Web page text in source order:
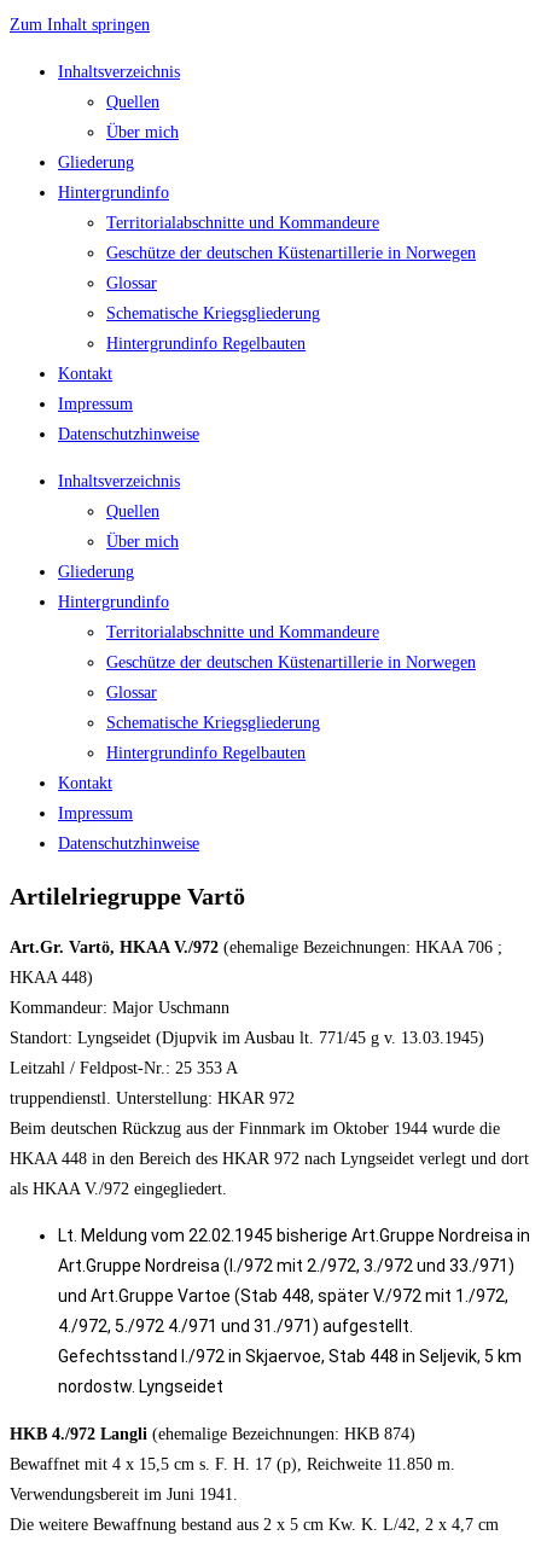
Zum Inhalt springen
Inhaltsverzeichnis
Quellen
Über mich
Gliederung
Hintergrundinfo
Territorialabschnitte und Kommandeure
Geschütze der deutschen Küstenartillerie in Norwegen
Glossar
Schematische Kriegsgliederung
Hintergrundinfo Regelbauten
Kontakt
Impressum
Datenschutzhinweise
Inhaltsverzeichnis
Quellen
Über mich
Gliederung
Hintergrundinfo
Territorialabschnitte und Kommandeure
Geschütze der deutschen Küstenartillerie in Norwegen
Glossar
Schematische Kriegsgliederung
Hintergrundinfo Regelbauten
Kontakt
Impressum
Datenschutzhinweise
Artilelriegruppe Vartö
Art.Gr. Vartö, HKAA V./972 (ehemalige Bezeichnungen: HKAA 706 ;
HKAA 448)
Kommandeur: Major Uschmann
Standort: Lyngseidet (Djupvik im Ausbau lt. 771/45 g v. 13.03.1945)
Leitzahl / Feldpost-Nr.: 25 353 A
truppendienstl. Unterstellung: HKAR 972
Beim deutschen Rückzug aus der Finnmark im Oktober 1944 wurde die
HKAA 448 in den Bereich des HKAR 972 nach Lyngseidet verlegt und dort
als HKAA V./972 eingegliedert.
Lt. Meldung vom 22.02.1945 bisherige Art.Gruppe Nordreisa in
Art.Gruppe Nordreisa (I./972 mit 2./972, 3./972 und 33./971)
und Art.Gruppe Vartoe (Stab 448, später V./972 mit 1./972,
4./972, 5./972 4./971 und 31./971) aufgestellt.
Gefechtsstand I./972 in Skjaervoe, Stab 448 in Seljevik, 5 km
nordostw. Lyngseidet
HKB 4./972 Langli (ehemalige Bezeichnungen: HKB 874)
Bewaffnet mit 4 x 15,5 cm s. F. H. 17 (p), Reichweite 11.850 m.
Verwendungsbereit im Juni 1941.
Die weitere Bewaffnung bestand aus 2 x 5 cm Kw. K. L/42, 2 x 4,7 cm